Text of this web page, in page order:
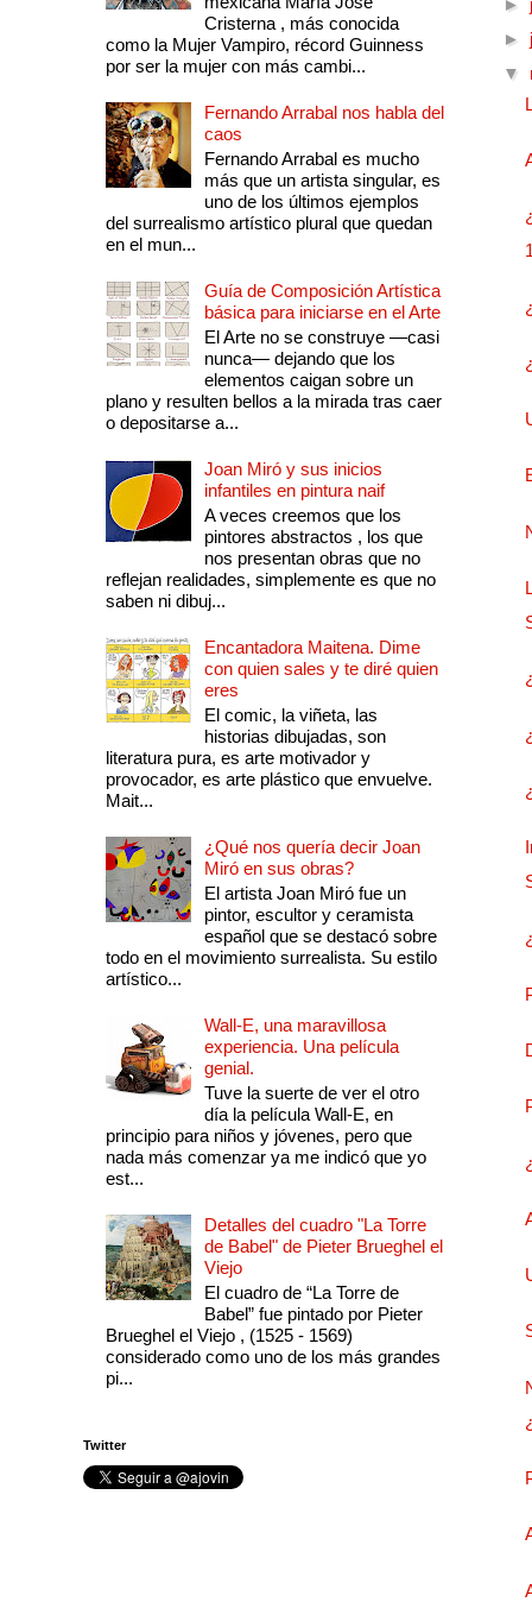
Cristerna , más conocida
como la Mujer Vampiro, récord Guinness
por ser la mujer con más cambi...
Fernando Arrabal nos habla del
caos
Fernando Arrabal es mucho
más que un artista singular, es
uno de los últimos ejemplos
del surrealismo artístico plural que quedan
en el mun...
Guía de Composición Artística
básica para iniciarse en el Arte
El Arte no se construye —casi
nunca— dejando que los
elementos caigan sobre un
plano y resulten bellos a la mirada tras caer
o depositarse a...
Joan Miró y sus inicios
infantiles en pintura naif
A veces creemos que los
pintores abstractos , los que
nos presentan obras que no
reflejan realidades, simplemente es que no
saben ni dibuj...
Encantadora Maitena. Dime
con quien sales y te diré quien
eres
El comic, la viñeta, las
historias dibujadas, son
literatura pura, es arte motivador y
provocador, es arte plástico que envuelve.
Mait...
¿Qué nos quería decir Joan
Miró en sus obras?
El artista Joan Miró fue un
pintor, escultor y ceramista
español que se destacó sobre
todo en el movimiento surrealista. Su estilo
artístico...
Wall-E, una maravillosa
experiencia. Una película
genial.
Tuve la suerte de ver el otro
día la película Wall-E, en
principio para niños y jóvenes, pero que
nada más comenzar ya me indicó que yo
est...
Detalles del cuadro "La Torre
de Babel" de Pieter Brueghel el
Viejo
El cuadro de “La Torre de
Babel” fue pintado por Pieter
Brueghel el Viejo , (1525 - 1569)
considerado como uno de los más grandes
pi...
Twitter
►
▼